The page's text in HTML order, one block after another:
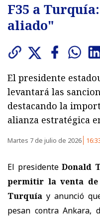
F35 a
aliado"
El presidente
levantará las
destacando la
alianza estratégica
Martes 7 de julio de 2026
El presidente Donald
permitir la venta de
Turquía y anunció
pesan contra Ankara,